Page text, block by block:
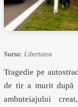
Sursa: Libertatea
Tragedie pe
de tir a murit după
ambuteiajului